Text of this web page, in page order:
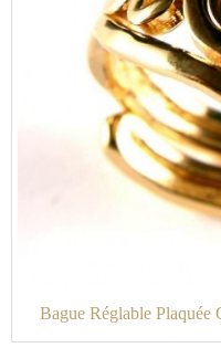
Bague Réglable Plaquée